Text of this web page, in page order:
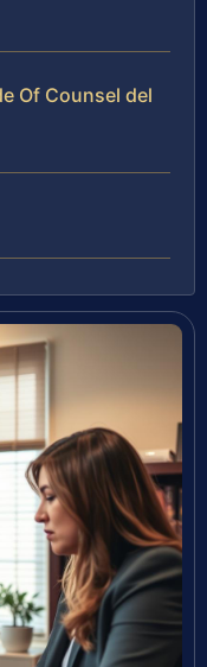
Of Counsel del